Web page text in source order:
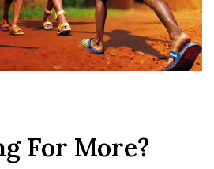
For More?